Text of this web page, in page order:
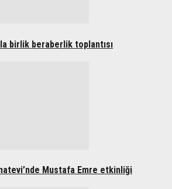
birlik beraberlik toplantısı
Mustafa Emre etkinliği